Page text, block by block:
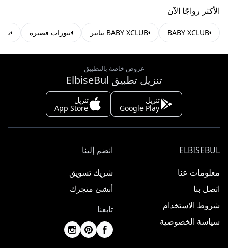
الأكثر رواجًا الآن
BABY XCLUB BABY XCLUB تنانير تنورات قصيرة
عروض خاصة بالتطبيق
تنزيل تطبيق ElbiseBul
تنزيل
Google Play
تنزيل
App Store
ELBISEBUL
معلومات عنا
اتصل بنا
شروط الاستخدام
سياسة الخصوصية
انضم إلينا
شريك تسويق
أنشئ متجرك
تابعنا